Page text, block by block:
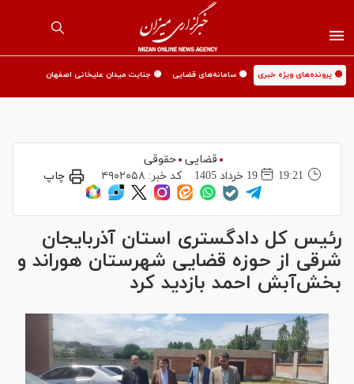
🟡 پرونده‌های ویژه خبری 🟡 سامانه‌های قضایی 🟡 جنایت میدان علیخانی اصفهان
قضایی حقوقی
19:21
19 خرداد 1405 کد خبر: ۴۹۰۲۰۵۸ چاپ
رئیس کل دادگستری استان آذربایجان
شرقی از حوزه قضایی شهرستان هوراند و
بخش‌آبش احمد بازدید کرد